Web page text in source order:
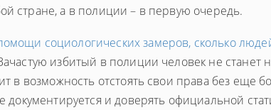
стране, а в полиции – в первую очередь.
социологических замеров, сколько
избитый в полиции человек не станет
в возможность отстоять свои права без еще
и доверять официальной